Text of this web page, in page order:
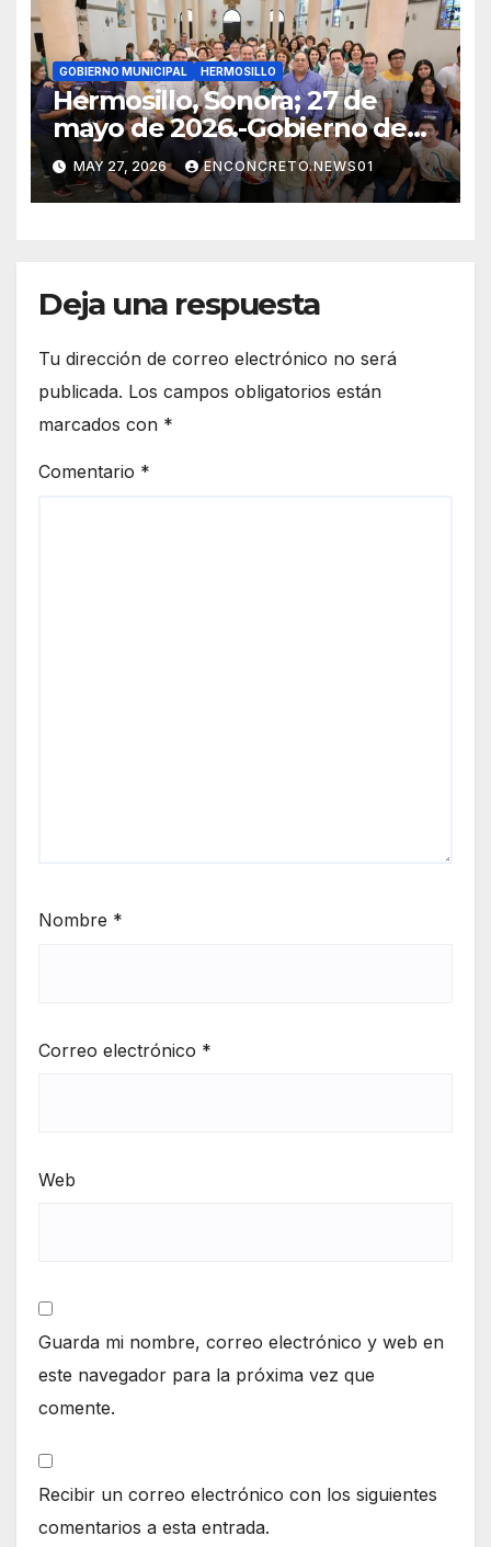
GOBIERNO MUNICIPAL HERMOSILLO
Hermosillo, Sonora; 27 de
mayo de 2026.-Gobierno de
Hermosillo entrega
rehabilitación del plafón del
Santuario de Nuestra Señora
MAY 27, 2026 ENCONCRETO.NEWS01
Deja una respuesta
Tu dirección de correo electrónico no será
publicada. Los campos obligatorios están
marcados con *
Comentario *
Nombre *
Correo electrónico *
Web
Guarda mi nombre, correo electrónico y web en
este navegador para la próxima vez que
comente.
Recibir un correo electrónico con los siguientes
comentarios a esta entrada.